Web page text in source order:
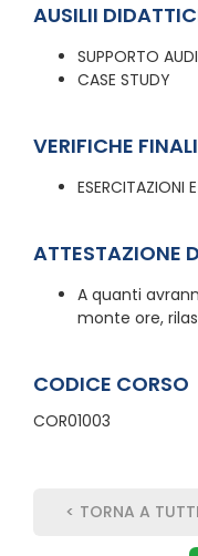
AUSILII
SUPPORTO
CASE STUDY
VERIFICHE FINALI
ESERCITAZIONI
ATTESTAZIONE
A quanti
monte ore,
CODICE CORSO
COR01003
< TORNA A